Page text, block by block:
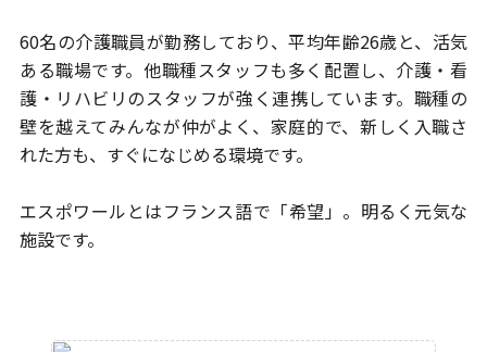
60名の介護職員が勤務しており、平均年齢26歳と、活気
ある職場です。他職種スタッフも多く配置し、介護・看
護・リハビリのスタッフが強く連携しています。職種の
壁を越えてみんなが仲がよく、 家庭的で、新しく入職さ
れた方も、すぐになじめる環境です。
エスポワールとはフランス語で「希望」。明るく元気な
施設です。